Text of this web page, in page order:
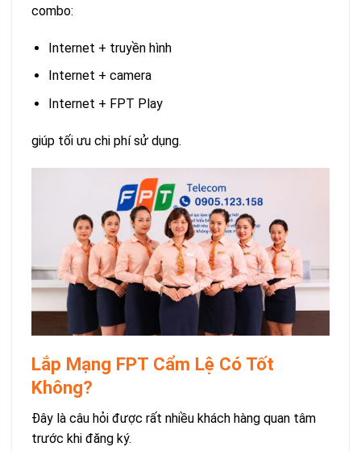
combo:
Internet + truyền hình
Internet + camera
Internet + FPT Play
giúp tối ưu chi phí sử dụng.
Lắp Mạng FPT Cẩm Lệ Có Tốt
Không?
Đây là câu hỏi được rất nhiều khách hàng quan tâm
trước khi đăng ký.